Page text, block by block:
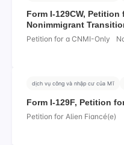
Form I-129CW,
Nonimmigrant
Petition for a CNMI-Only
dịch vụ công và nhập cư của Mĩ
Form I-129F, Petition
Petition for Alien Fiancé(e)